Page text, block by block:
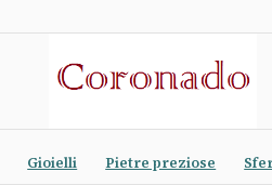
Gioielli Pietre preziose